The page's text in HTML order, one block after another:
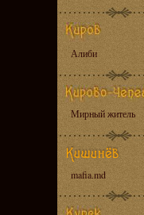
Алиби
Мирный житель
mafia.md